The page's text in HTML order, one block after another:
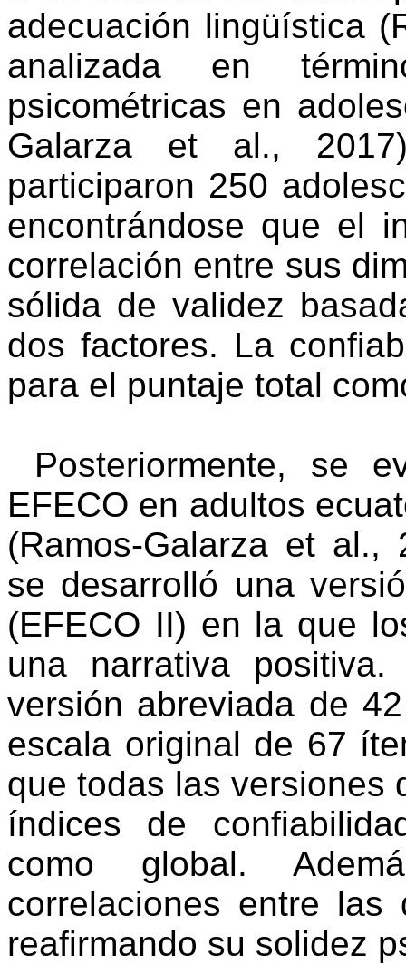
adecuación lingüística
analizada en
psicométricas en
Galarza et al.,
participaron 250
encontrándose que el
correlación entre sus
sólida de validez
dos factores. La
para el puntaje total
Posteriormente, se
EFECO en adultos
(Ramos-Galarza et al.,
se desarrolló una
(EFECO II) en la que
una narrativa
versión abreviada de
escala original de 67
que todas las versiones
índices de
como global.
correlaciones entre las
reafirmando su solidez